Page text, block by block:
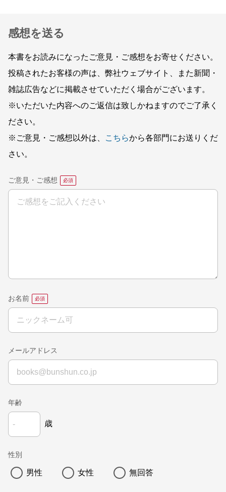
感想を送る
本書をお読みになったご意見・ご感想をお寄せください。
投稿されたお客様の声は、弊社ウェブサイト、また新聞・
雑誌広告などに掲載させていただく場合がございます。
※いただいた内容へのご返信は致しかねますのでご了承く
ださい。
※ご意見・ご感想以外は、
こちらから各部門にお送りくだ
さい。
ご意見・ご感想
お名前
メールアドレス
年齢
歳
性別
男性 女性 無回答